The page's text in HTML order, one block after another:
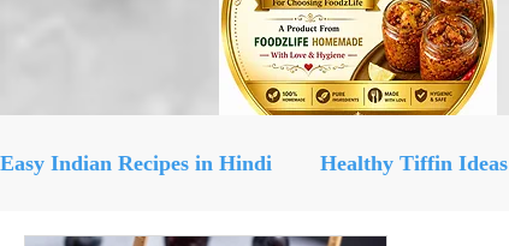
Easy Indian Recipes in Hindi Healthy Tiffin Ideas